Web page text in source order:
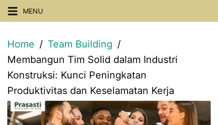
Skip
to
content
MENU
Home
Team Building
Membangun Tim Solid dalam Industri
Konstruksi: Kunci Peningkatan
Produktivitas dan Keselamatan Kerja